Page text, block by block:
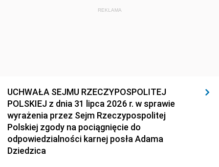
REKLAMA
UCHWAŁA SEJMU RZECZYPOSPOLITEJ
POLSKIEJ z dnia 31 lipca 2026 r. w sprawie
wyrażenia przez Sejm Rzeczypospolitej
Polskiej zgody na pociągnięcie do
odpowiedzialności karnej posła Adama
Dziedzica